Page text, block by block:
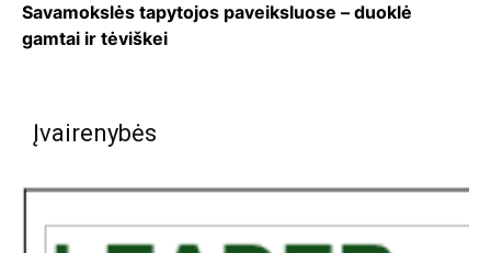
Savamokslės tapytojos paveiksluose – duoklė
gamtai ir tėviškei
Įvairenybės